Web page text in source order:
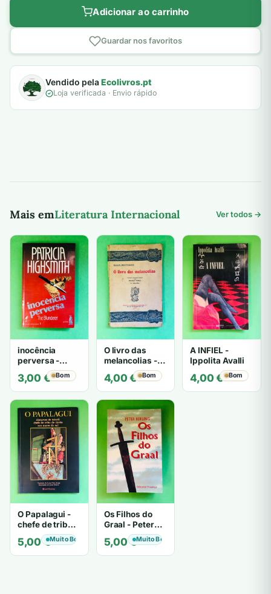
Adicionar ao carrinho
Guardar nos favoritos
Vendido pelaEcolivros.pt
Loja verificada · Envio rápido
Mais emLiteratura Internacional Ver todos →
inocência
perversa -
PATRICIA
HIGHSMITH
3,00 € Bom
O livro das
melancolias -
Mantegazza
4,00€ Bom
A INFIEL -
Ippolita Avalli
4,00€ Bom
O Papalagui -
chefe de tribo
de tiavéa
5,00€Muito Bom
Os Filhos do
Graal - Peter
Berling
5,00€Muito Bom